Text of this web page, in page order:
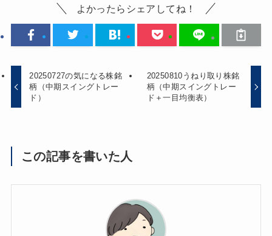
よかったらシェアしてね！
20250727の気になる株銘
柄（中期スイングトレー
ド）
20250810うねり取り株銘
柄（中期スイングトレー
ド＋一目均衡表）
この記事を書いた人